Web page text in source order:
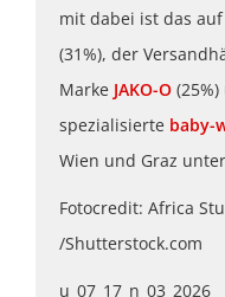
mit dabei ist das
(31%), der
Marke JAKO-O
spezialisierte baby-
Wien und Graz
Fotocredit: Africa
/Shutterstock.com
u_07_17_n_03_2026